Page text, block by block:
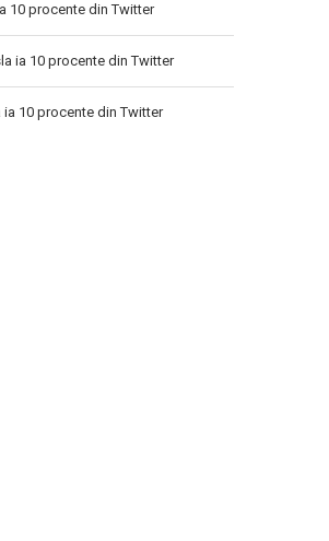
10 procente din Twitter
ia 10 procente din Twitter
ia 10 procente din Twitter